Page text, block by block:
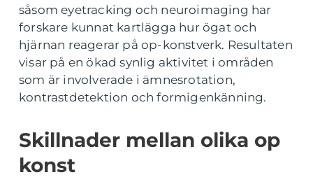
såsom eyetracking och neuroimaging har
forskare kunnat kartlägga hur ögat och
hjärnan reagerar på op-konstverk. Resultaten
visar på en ökad synlig aktivitet i områden
som är involverade i ämnesrotation,
kontrastdetektion och formigenkänning.
Skillnader mellan olika op
konst